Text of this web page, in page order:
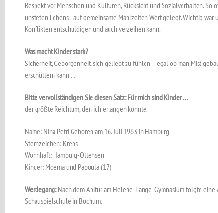
Respekt vor Menschen und Kulturen, Rücksicht und Sozialverhalten. So
unsteten Lebens - auf gemeinsame Mahlzeiten Wert gelegt. Wichtig war
Konflikten entschuldigen und auch verzeihen kann.
Was macht Kinder stark?
Sicherheit, Geborgenheit, sich geliebt zu fühlen – egal ob man Mist
erschüttern kann …
Bitte vervollständigen Sie diesen Satz: Für mich sind Kinder …
der größte Reichtum, den ich erlangen konnte.
Name: Nina Petri Geboren am 16. Juli 1963 in Hamburg
Sternzeichen: Krebs
Wohnhaft: Hamburg-Ottensen
Kinder: Moema und Papoula (17)
Werdegang:Nach dem Abitur am Helene-Lange-Gymnasium folgte eine
Schauspielschule in Bochum.